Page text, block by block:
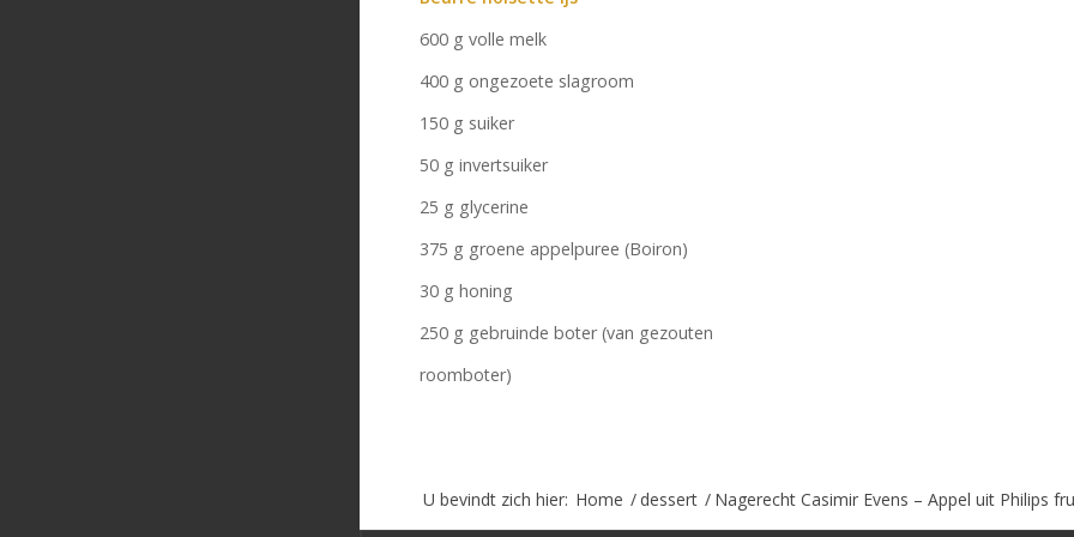
600 g volle melk
400 g ongezoete slagroom
150 g suiker
50 g invertsuiker
25 g glycerine
375 g groene appelpuree (Boiron)
30 g honing
250 g gebruinde boter (van gezouten
roomboter)
U bevindt zich hier: Home / dessert / Nagerecht Casimir Evens – Appel uit Philips